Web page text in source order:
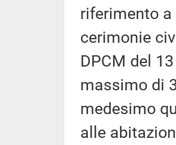
riferimento
cerimonie
DPCM del
massimo di
medesimo
alle